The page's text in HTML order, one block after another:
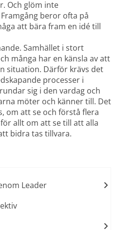
Och glöm inte
beror ofta på
att bära fram en idé till
Samhället i stort
många har en känsla av att
situation. Därför krävs det
processer i
sig i den vardag och
möter och känner till. Det
om att se och förstå flera
allt om att se till att alla
bidra tas tillvara.
Leader